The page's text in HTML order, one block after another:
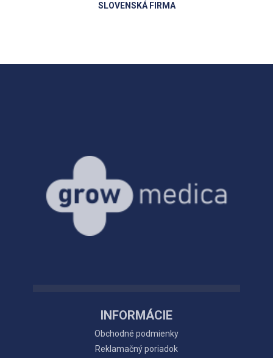
SLOVENSKÁ FIRMA
INFORMÁCIE
Obchodné podmienky
Reklamačný poriadok